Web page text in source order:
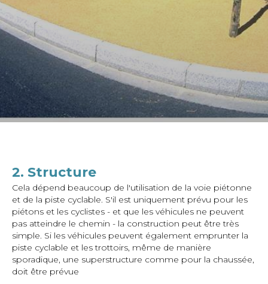
2. Structure
Cela dépend beaucoup de l'utilisation de la voie piétonne
et de la piste cyclable. S'il est uniquement prévu pour les
piétons et les cyclistes - et que les véhicules ne peuvent
pas atteindre le chemin - la construction peut être très
simple. Si les véhicules peuvent également emprunter la
piste cyclable et les trottoirs, même de manière
sporadique, une superstructure comme pour la chaussée,
doit être prévue